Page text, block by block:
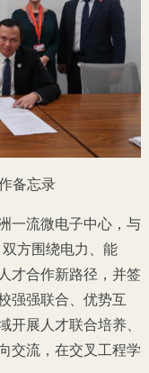
备忘录
一流微电子中心，与
双方围绕电力、能
才合作新路径，并签
强强联合、优势互
开展人才联合培养、
交流，在交叉工程学